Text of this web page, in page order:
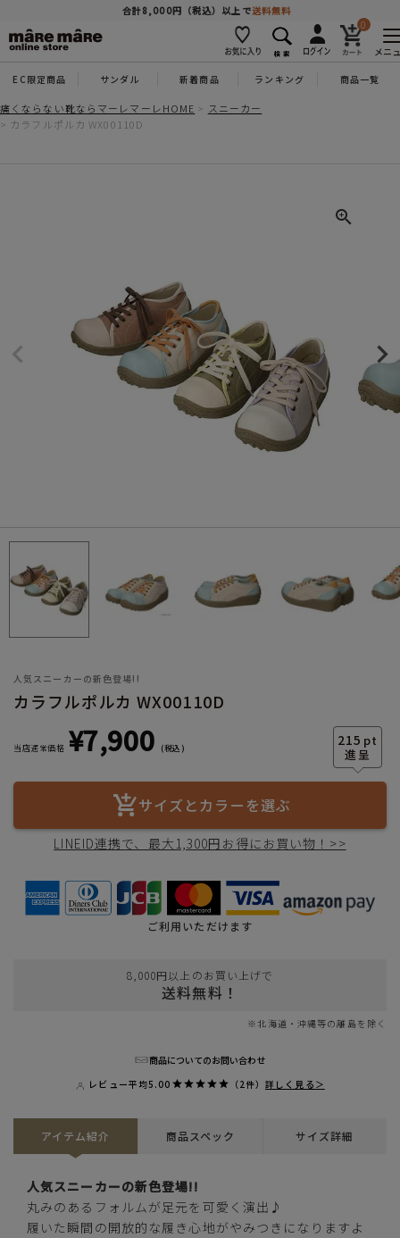
合計8,000円（税込）以上で送料無料
0
メニ
EC限定商品 サンダル 新着商品 ランキング 商品一覧
痛くならない靴ならマーレマーレHOME
スニーカー
カラフルポルカ WX00110D
人気スニーカーの新色登場!!
カラフルポルカ WX00110D
215 pt
当店通常価格 ¥7,900 税込
サイズとカラーを選ぶ
LINEID連携で、最大1,300円お得にお買い物！>>
ご利用いただけます
8,000円以上のお買い上げで
送料無料！
※北海道・沖縄等の離島を除く
商品についてのお問い合わせ
レビュー平均5.00 （2件）詳しく見る＞
アイテム紹介 商品スペック サイズ詳細
人気スニーカーの新色登場!!
丸みのあるフォルムが足元を可愛く演出♪
履いた瞬間の開放的な履き心地がやみつきになりますよ
商品を探す
人気ワード #コンフォート #パンプス #スニーカー
ヒールの高さ
絞り込んで検索する